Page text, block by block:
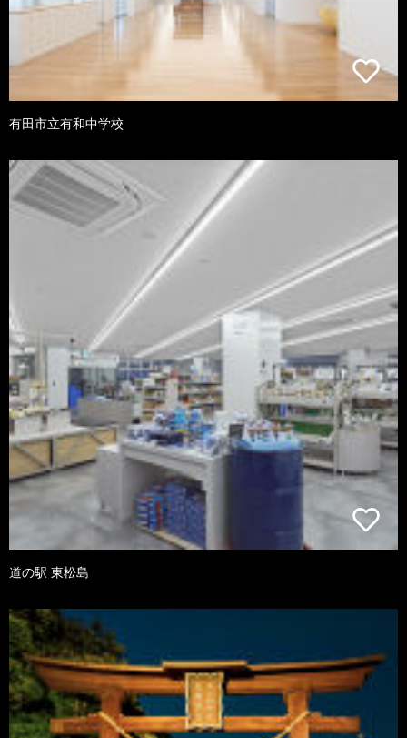
有田市立有和中学校
道の駅 東松島